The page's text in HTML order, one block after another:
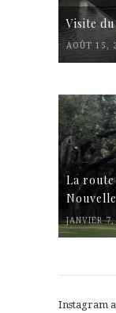
Visite
AOÛT 15,
La
JANVIER
Instagram